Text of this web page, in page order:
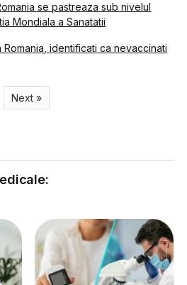
se pastreaza sub nivelul
Mondiala a Sanatatii
identificati ca nevaccinati
Next »